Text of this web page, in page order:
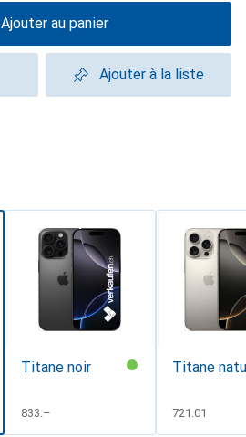
Ajouter au panier
Ajouter à la liste
Titane noir
CHF
833.–
Titane
CHF
721.01